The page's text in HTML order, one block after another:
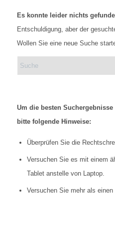
Es konnte leider nichts
Entschuldigung, aber der
Wollen Sie eine neue Suche
Um die besten
bitte folgende Hinweise:
Überprüfen Sie die
Versuchen Sie es mit einem
Tablet anstelle von Laptop.
Versuchen Sie mehr als